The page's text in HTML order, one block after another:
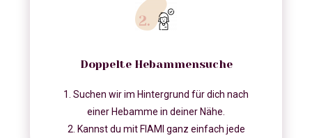
Doppelte Hebammensuche
1. Suchen wir im Hintergrund für dich nach
einer Hebamme in deiner Nähe.
2. Kannst du mit FIAMI ganz einfach jede